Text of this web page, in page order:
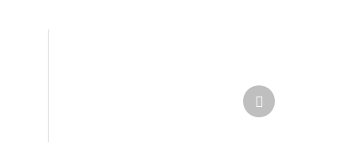
Ďalší
produkt